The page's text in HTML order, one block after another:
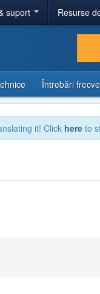
suport Resurse
Întrebări
it! Click here to